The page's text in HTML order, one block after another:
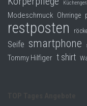
Modeschmuck Ohrringe
restposten
Seife smartphone
Tommy Hilfiger t shirt